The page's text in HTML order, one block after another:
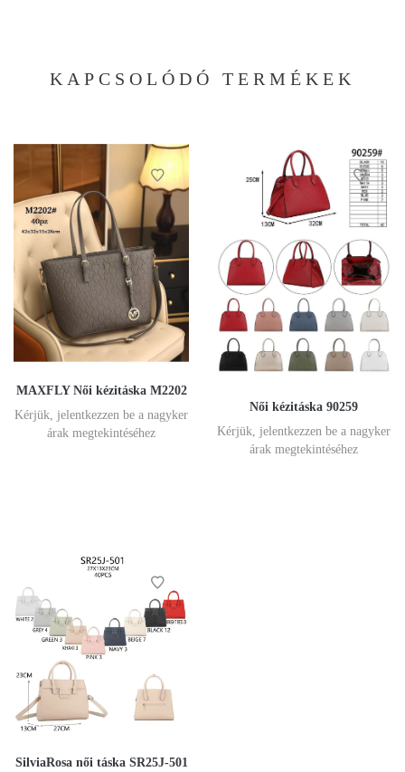
KAPCSOLÓDÓ TERMÉKEK
MAXFLY Női kézitáska M2202
Kérjük, jelentkezzen be a nagyker
árak megtekintéséhez
Női kézitáska 90259
Kérjük, jelentkezzen be a nagyker
árak megtekintéséhez
SilviaRosa női táska SR25J-501